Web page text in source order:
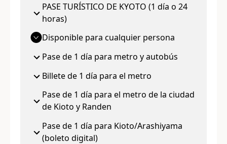
PASE TURÍSTICO DE KYOTO (1 día o 24
horas)
Disponible para cualquier persona
Pase de 1 día para metro y autobús
Billete de 1 día para el metro
Pase de 1 día para el metro de la ciudad
de Kioto y Randen
Pase de 1 día para Kioto/Arashiyama
(boleto digital)